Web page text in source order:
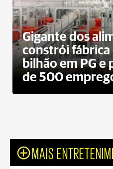
Gigante dos
constrói fábrica
bilhão em PG e
de 500
MAIS